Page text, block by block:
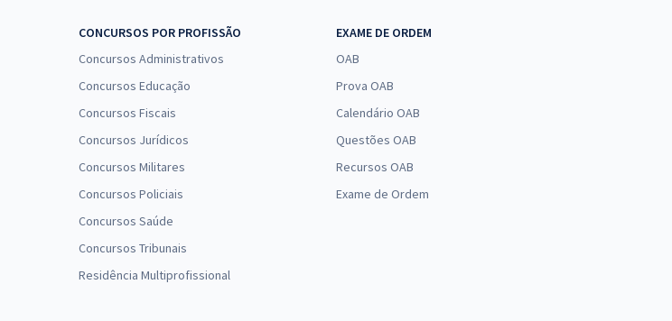
CONCURSOS POR PROFISSÃO
Concursos Administrativos
Concursos Educação
Concursos Fiscais
Concursos Jurídicos
Concursos Militares
Concursos Policiais
Concursos Saúde
Concursos Tribunais
Residência Multiprofissional
EXAME DE ORDEM
OAB
Prova OAB
Calendário OAB
Questões OAB
Recursos OAB
Exame de Ordem